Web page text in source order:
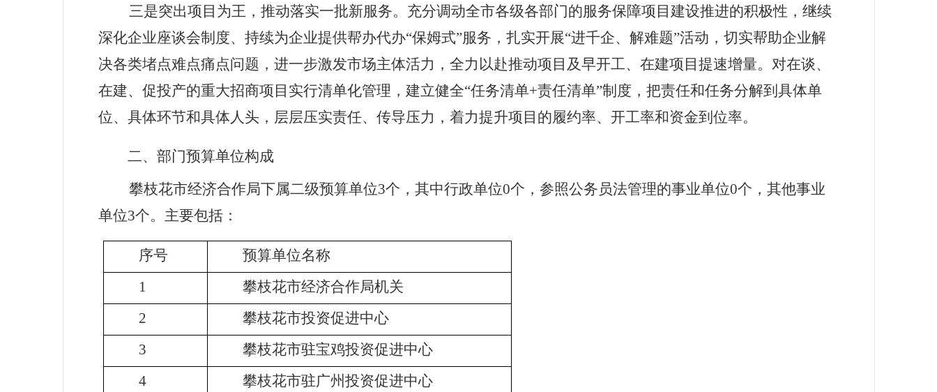
三是突出项目为王，推动落实一批新服务。 充分调动全市各级各部门的服务保障项目建设推进的积极性，继续
深化企业座谈会制度、持续为企业提供帮办代办“保姆式”服务，扎实开展“进千企、解难题”活动，切实帮助企业解
决各类堵点难点痛点问题，进一步激发市场主体活力，全力以赴推动项目及早开工、在建项目提速增量。对在谈、
在建、促投产的重大招商项目实行清单化管理，建立健全“任务清单+责任清单”制度，把责任和任务分解到具体单
位、具体环节和具体人头，层层压实责任、传导压力，着力提升项目的履约率、开工率和资金到位率。
二、部门预算单位构成
攀枝花市经济合作局下属二级预算单位3个，其中行政单位0个，参照公务员法管理的事业单位0个，其他事业
单位3个。主要包括：
序号
预算单位名称
1
攀枝花市经济合作局机关
2
攀枝花市投资促进中心
3
攀枝花市驻宝鸡投资促进中心
4
攀枝花市驻广州投资促进中心